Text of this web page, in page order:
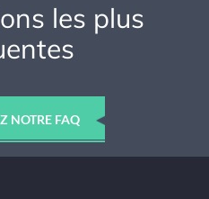
les plus
NOTRE FAQ